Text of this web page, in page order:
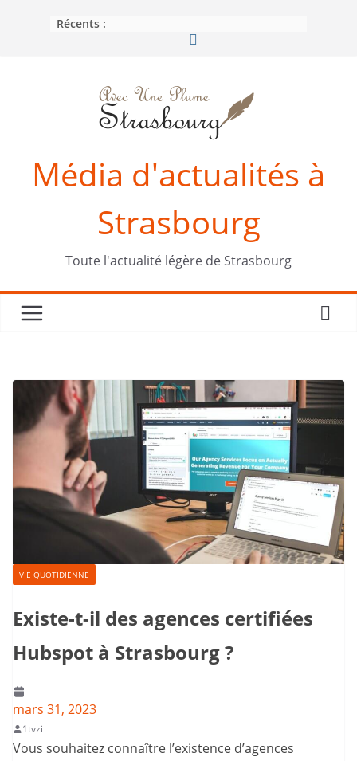
Récents :
Média d'actualités à
Strasbourg
Toute l'actualité légère de Strasbourg
VIE QUOTIDIENNE
Existe-t-il des agences certifiées
Hubspot à Strasbourg ?
mars 31, 2023
1tvzi
Vous souhaitez connaître l’existence d’agences